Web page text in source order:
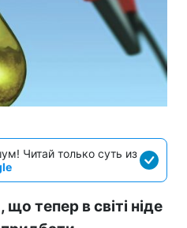
Читай только суть из
тепер в світі ніде